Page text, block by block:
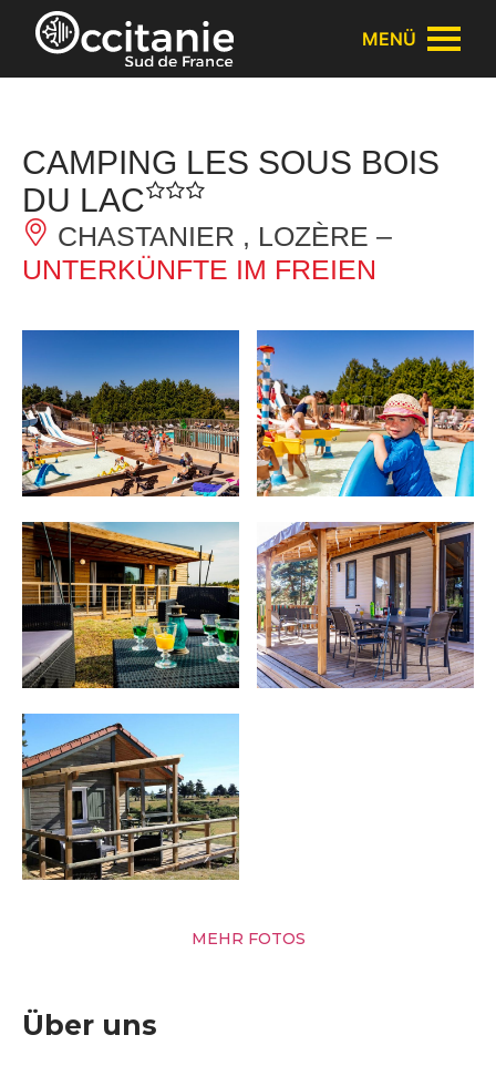
Cookie-Einstellungen
MENÜ
CAMPING LES SOUS BOIS
DU LAC
CHASTANIER , LOZÈRE –
UNTERKÜNFTE IM FREIEN
MEHR FOTOS
Über uns